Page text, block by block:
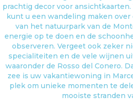
prachtig decor voor
kunt u een wandeling maken over
van het natuurpark van de
energie op te doen en de
observeren. Vergeet ook zeker
specialiteiten en de vele wijnen
waaronder de Rosso del Conero.
zee is uw vakantiewoning in
plek om unieke momenten te
mooiste stranden